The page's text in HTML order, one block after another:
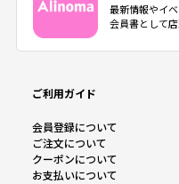
最新情報やイ
会員書として
ご利用ガイド
会員登録について
ご注文について
クーポンについて
お支払いについて